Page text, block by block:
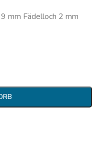
mm Fädelloch 2 mm